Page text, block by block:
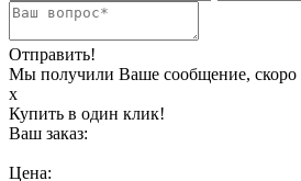
Отправить!
Мы получили Ваше сообщение,
х
Купить в один клик!
Ваш заказ:
Цена: